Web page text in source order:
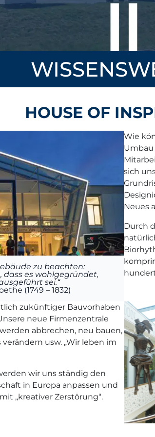
HOUSE OF
zu beachten:
dass es wohlgegründet,
sei.“
(1749 – 1832)
Wie
sich
Neues
Durch
zukünftiger Bauvorhaben
neue Firmenzentrale
abbrechen, neu bauen,
usw. „Wir leben im
wir uns ständig den
in Europa anpassen und
„kreativer Zerstörung“.